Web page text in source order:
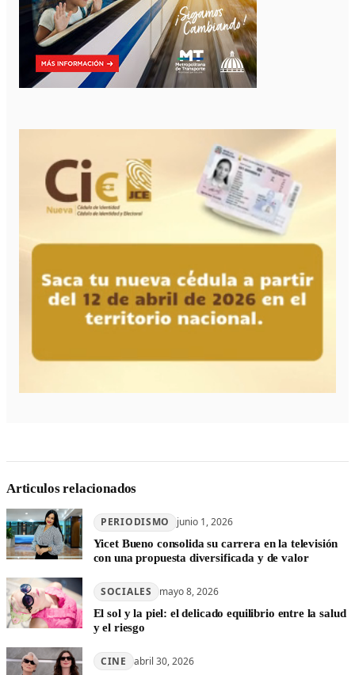
Articulos relacionados
PERIODISMO junio 1, 2026
Yicet Bueno consolida su carrera en la televisión
con una propuesta diversificada y de valor
SOCIALES mayo 8, 2026
El sol y la piel: el delicado equilibrio entre la salud
y el riesgo
CINE abril 30, 2026